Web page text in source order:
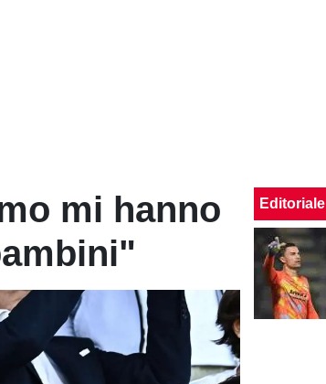
mi hanno
Editoriale